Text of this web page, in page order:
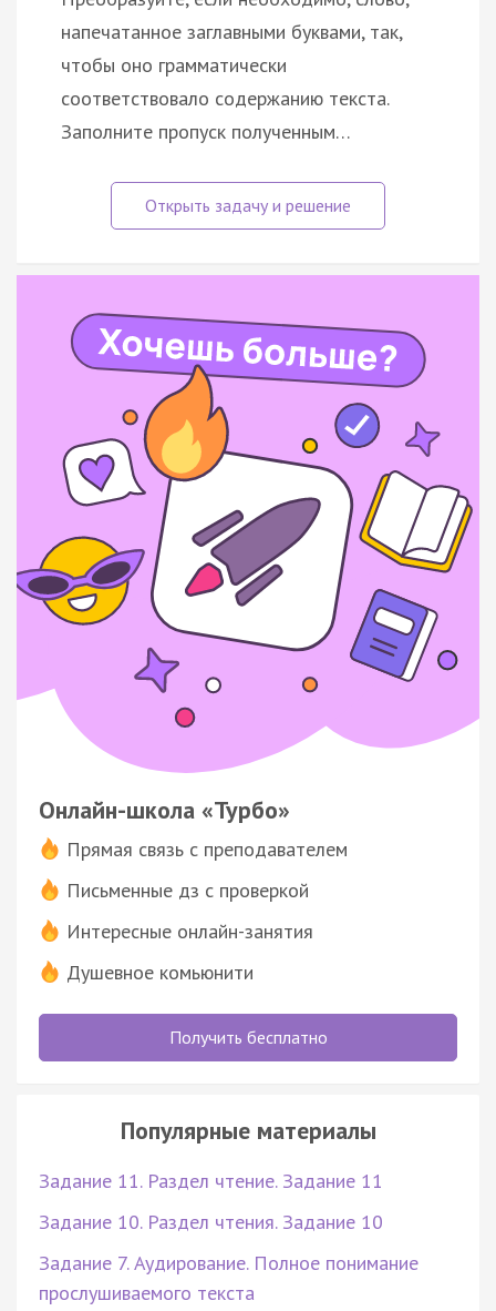
напечатанное заглавными буквами, так,
чтобы оно грамматически
соответствовало содержанию текста.
Заполните пропуск полученным…
Онлайн-школа «Турбо»
Прямая связь с преподавателем
Письменные дз с проверкой
Интересные онлайн-занятия
Душевное комьюнити
Получить бесплатно
Популярные материалы
Задание 11. Раздел чтение. Задание 11
Задание 10. Раздел чтения. Задание 10
Задание 7. Аудирование. Полное понимание
прослушиваемого текста